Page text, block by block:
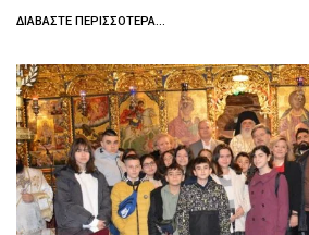
ΔΙΑΒΆΣΤΕ ΠΕΡΙΣΣΌΤΕΡΑ...